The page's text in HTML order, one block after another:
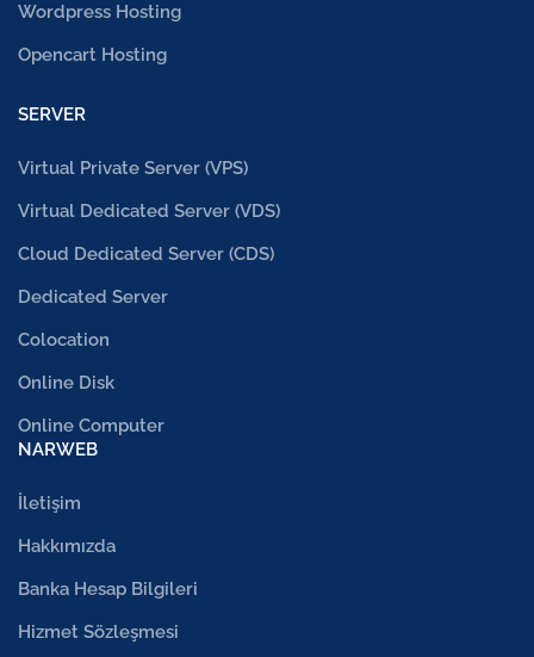
Wordpress Hosting
Opencart Hosting
SERVER
Virtual Private Server (VPS)
Virtual Dedicated Server (VDS)
Cloud Dedicated Server (CDS)
Dedicated Server
Colocation
Online Disk
Online Computer
NARWEB
İletişim
Hakkımızda
Banka Hesap Bilgileri
Hizmet Sözleşmesi